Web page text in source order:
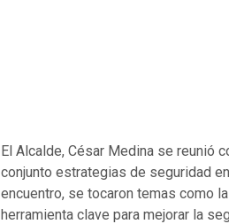
El Alcalde, César Medina se reunió
conjunto estrategias de seguridad
encuentro, se tocaron temas como
herramienta clave para mejorar la